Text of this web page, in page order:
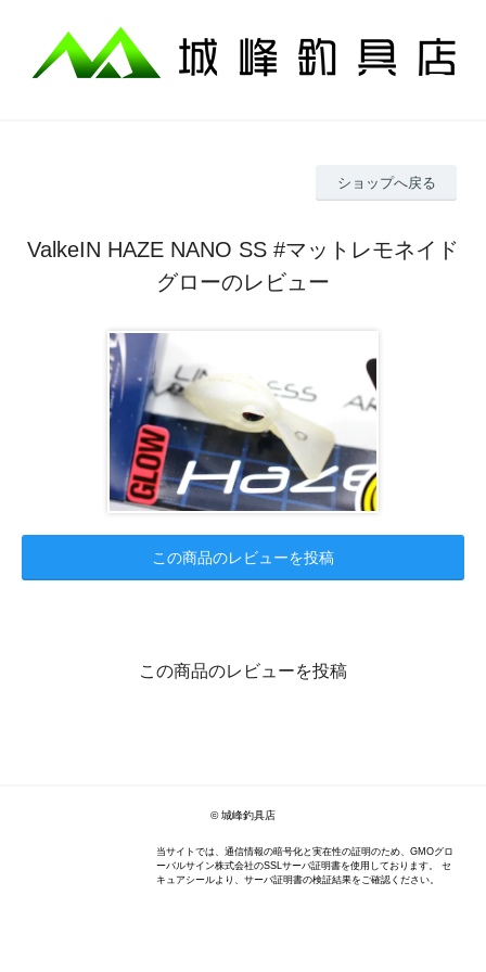
ショップへ戻る
ValkeIN HAZE NANO SS #マットレモネイド
グローのレビュー
この商品のレビューを投稿
この商品のレビューを投稿
© 城峰釣具店
当サイトでは、通信情報の暗号化と実在性の証明のため、GMOグロ
ーバルサイン株式会社のSSLサーバ証明書を使用しております。 セ
キュアシールより、サーバ証明書の検証結果をご確認ください。